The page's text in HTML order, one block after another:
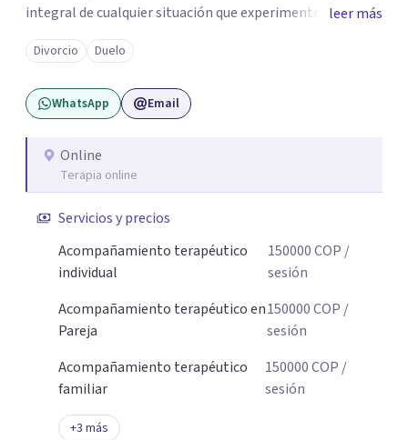
integral de cualquier situación que experimenten mis
consultantes y así lograr una comprensión que favorezca
procesos de aprendizaje significativo y potencializar así
la movilización de recursos en pro de la solución y el
bienestar.
leer más
Divorcio Duelo
WhatsApp Email
Online
Terapia online
Servicios y precios
Acompañamiento terapéutico
individual
150000COP /
sesión
Acompañamiento terapéutico en
Pareja
150000COP /
sesión
Acompañamiento terapéutico
familiar
150000COP /
sesión
+3 más